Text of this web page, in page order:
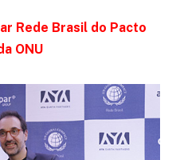
Rede Brasil do Pacto
ONU